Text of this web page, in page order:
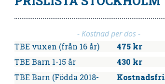
- Kostnad per dos -
TBE vuxen (från 16 år)
475 kr
TBE Barn 1-15 år
430 kr
TBE Barn (Födda 2018-
Kostnadsfri